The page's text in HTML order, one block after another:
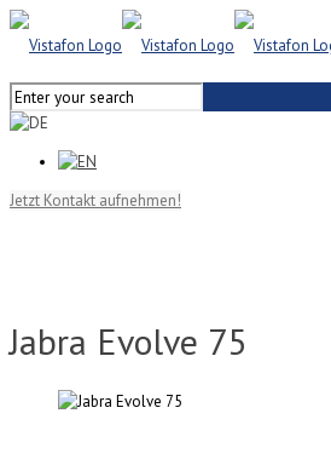
Jetzt Kontakt aufnehmen!
Jabra Evolve 75